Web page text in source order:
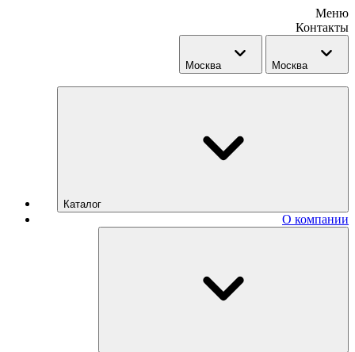
Меню
Контакты
Москва Москва
Каталог
О компании